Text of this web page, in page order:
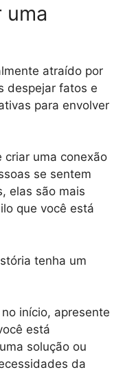
uma
atraído por
despejar fatos e
para envolver
uma conexão
se sentem
elas são mais
que você está
tenha um
início, apresente
está
solução ou
da